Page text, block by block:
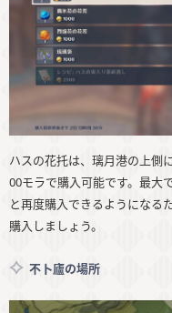
ハスの花托は、璃月港の上側
00モラで購入可能です。最大
と再度購入できるようになる
購入しましょう。
不卜廬の場所